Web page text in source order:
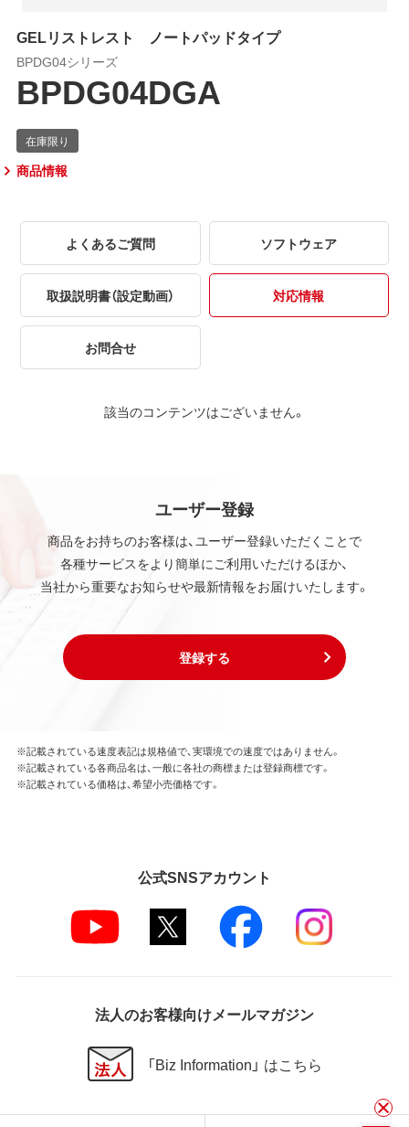
GELリストレスト ノートパッドタイプ
BPDG04シリーズ
BPDG04DGA
商品情報
よくあるご質問 ソフトウェア
取扱説明書（設定動画） 対応情報
お問合せ
該当のコンテンツはございません。
ユーザー登録
商品をお持ちのお客様は、ユーザー登録いただくことで
各種サービスをより簡単にご利用いただけるほか、
当社から重要なお知らせや最新情報をお届けいたします。
登録する
※記載されている速度表記は規格値で、実環境での速度ではありません。
※記載されている各商品名は、一般に各社の商標または登録商標です。
※記載されている価格は、希望小売価格です。
公式SNSアカウント
法人のお客様向けメールマガジン
「Biz Information」 はこちら